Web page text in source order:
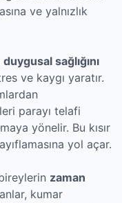
ve yalnızlık
duygusal sağlığını
ve kaygı yaratır.
parayı telafi
yönelir. Bu kısır
yol açar.
zaman
kumar